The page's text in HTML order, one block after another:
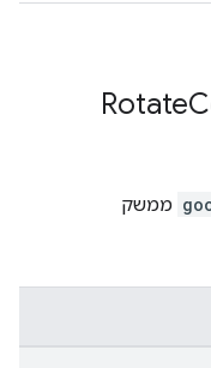
Rotate
ממשק